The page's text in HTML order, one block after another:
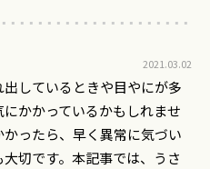
2021.03.02
しているときや目やにが多
かかっているかもしれませ
ったら、早く異常に気づい
切です。本記事では、うさ